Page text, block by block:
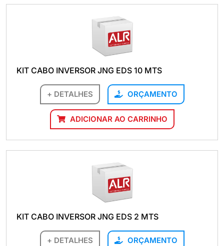
KIT CABO INVERSOR JNG EDS 10 MTS
+ DETALHES ORÇAMENTO
ADICIONAR AO CARRINHO
KIT CABO INVERSOR JNG EDS 2 MTS
+ DETALHES ORÇAMENTO